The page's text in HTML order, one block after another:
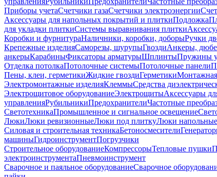
Приборы учетаСчетчики газаСчетчики электроэнергии
Аксессуары для напольных покрытий и плиткиПодложка
для укладки плиткиСистемы выравнивания плитки
Коробки и фурнитураНаличники, коробки, доборыРучки
Крепежные изделияСаморезы, шурупыГвоздиАнкеры,
анкерыКарабиныФиксаторы арматурыШплинтыПружины
Отделка потолкаПотолочные системыПотолочные панели
Пены, клеи, герметикиЖидкие гвоздиГерметики
Электромонтажные изделияКлеммыСредства
Электрощитовое оборудованиеЭлектрощитыАксессуары
управленияРубильникиПредохранителиЧастотные
СветотехникаПромышленное и сигнальное освещение
ЛюкиЛюки ревизионныеЛюки под плиткуЛюки напольные
Силовая и строительная техникаБетоносмесители
машиныГидроинструментПогрузчики
Строительное оборудованиеКомпрессорыТепловые пушки
электроинструментаПневмоинструмент
Сварочное и паяльное оборудованиеСварочное